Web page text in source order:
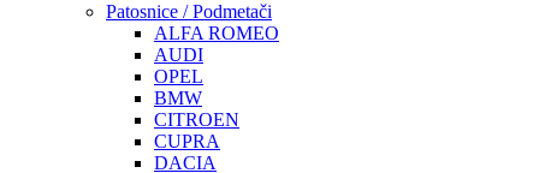
Patosnice / Podmetači
ALFA ROMEO
AUDI
OPEL
BMW
CITROEN
CUPRA
DACIA